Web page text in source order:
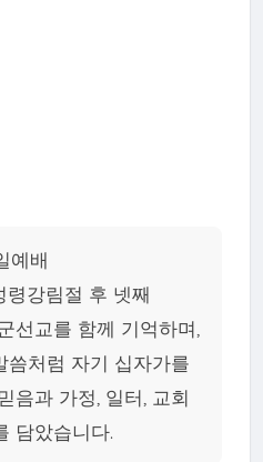
예배
령강림절 후 넷째
선교를 함께 기억하며,
씀처럼 자기 십자가를
음과 가정, 일터, 교회
담았습니다.